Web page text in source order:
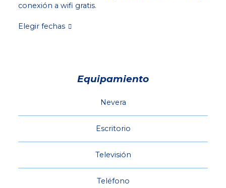
conexión a wifi gratis.
Elegir fechas
Equipamiento
Nevera
Escritorio
Televisión
Teléfono